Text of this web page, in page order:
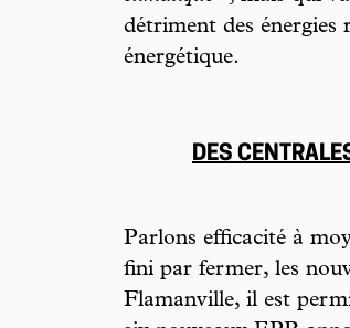
détriment des énergies
énergétique.
DES
Parlons efficacité à
fini par fermer, les
Flamanville, il est